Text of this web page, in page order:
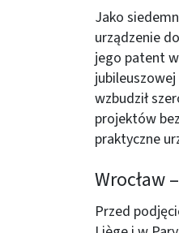
Jako
urządzenie
jego patent
wzbudził
projektów
praktyczne
Wrocław
Przed